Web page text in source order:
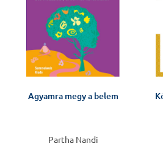
Agyamra megy a belem
Partha Nandi